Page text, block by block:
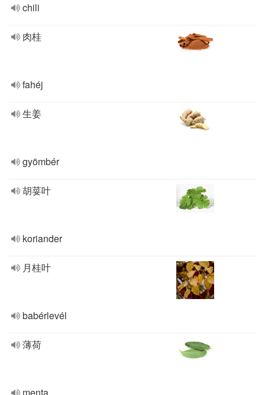
chili
肉桂
fahéj
生姜
gyömbér
胡荽叶
koriander
月桂叶
babérlevél
薄荷